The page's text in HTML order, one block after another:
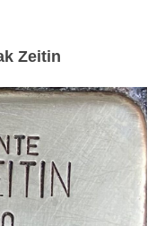
Zeitin